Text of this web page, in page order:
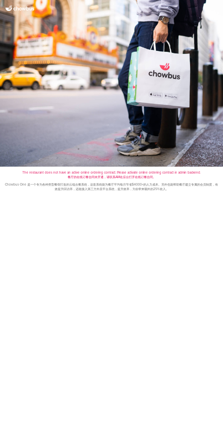
The restaurant does not have an active online ordering contract. Please activate online ordering contract in admin backend.
餐厅的在线订餐合同未开通，请联系AM在后台打开在线订餐合同。
Chowbus One 是一个专为各种类型餐馆打造的云端点餐系统，这套系统能为餐厅平均每月节省$4000+的人力成本。另外也能帮助餐厅建立专属的会员制度，有
效提升回访率，还能接入第三方外卖平台系统，提升效率，为你带来额外的25%收入。